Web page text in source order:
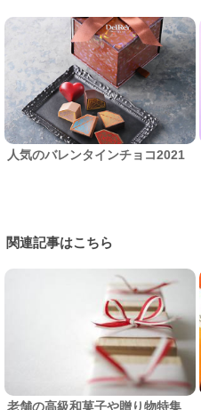
人気のバレンタインチョコ2021
関連記事はこちら
老舗の高級和菓子や贈り物特集